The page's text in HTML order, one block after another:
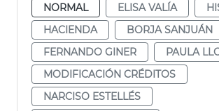
NORMAL
ELISA VALÍA
HACIENDA
BORJA SANJUÁN
FERNANDO GINER
PAULA
MODIFICACIÓN CRÉDITOS
NARCISO ESTELLÉS